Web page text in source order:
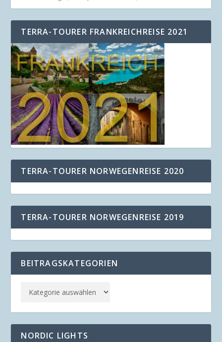
TERRA-TOURER FRANKREICHREISE 2021
TERRA-TOURER NORWEGENREISE 2020
TERRA-TOURER NORWEGENREISE 2019
BEITRAGSKATEGORIEN
NORDIC LIGHTS